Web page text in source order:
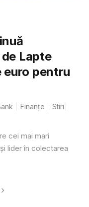
Lapte
euro pentru
Finanțe
Stiri
cei mai mari
lider în colectarea